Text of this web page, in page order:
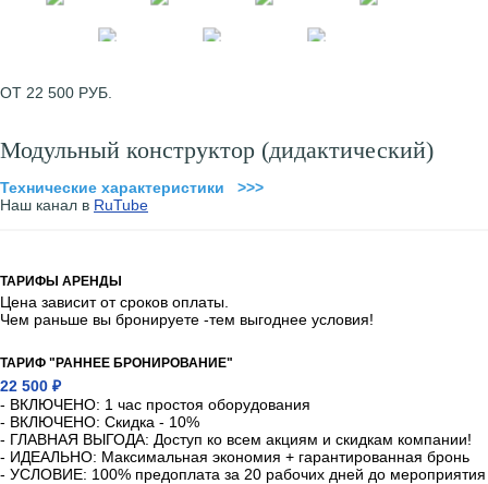
ОТ 22 500 РУБ.
Модульный конструктор (дидактический)
Технические характеристики >>>
Наш канал в RuTube
ТАРИФЫ АРЕНДЫ
Цена зависит от сроков оплаты.
Чем раньше вы бронируете -тем выгоднее условия!
ТАРИФ "РАННЕЕ БРОНИРОВАНИЕ"
22 500 ₽
- ВКЛЮЧЕНО: 1 час простоя оборудования
- ВКЛЮЧЕНО: Скидка - 10%
- ГЛАВНАЯ ВЫГОДА: Доступ ко всем акциям и скидкам компании!
- ИДЕАЛЬНО: Максимальная экономия + гарантированная бронь
- УСЛОВИЕ: 100% предоплата за 20 рабочих дней до мероприятия